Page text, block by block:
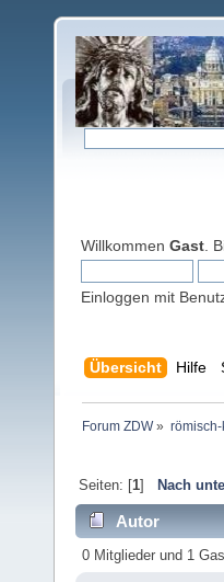
Willkommen Gast .
Einloggen mit
Übersicht Hilfe
Forum ZDW»
Seiten: [1] Nach
Autor
0 Mitglieder und 1